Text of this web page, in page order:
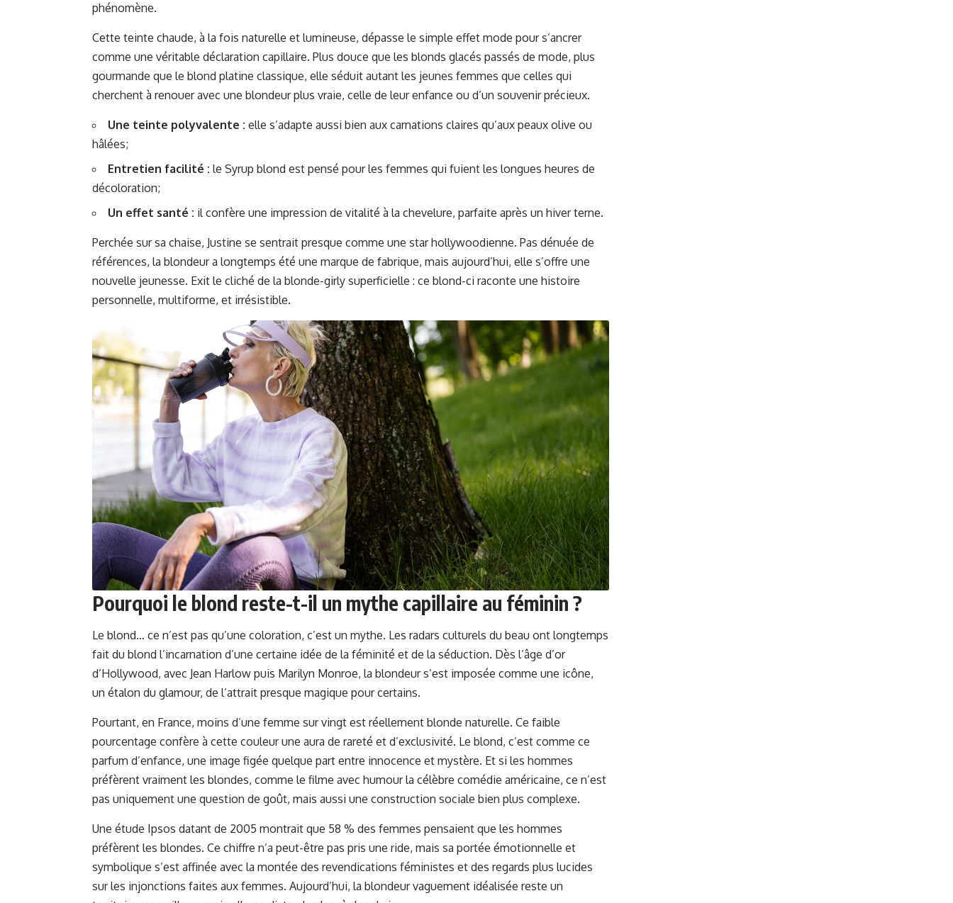
phénomène.
Cette teinte chaude, à la fois naturelle et lumineuse, dépasse le simple effet mode pour s’ancrer
comme une véritable déclaration capillaire. Plus douce que les blonds glacés passés de mode, plus
gourmande que le blond platine classique, elle séduit autant les jeunes femmes que celles qui
cherchent à renouer avec une blondeur plus vraie, celle de leur enfance ou d’un souvenir précieux.
Une teinte polyvalente : elle s’adapte aussi bien aux carnations claires qu’aux peaux olive ou
hâlées;
Entretien facilité : le Syrup blond est pensé pour les femmes qui fuient les longues heures de
décoloration;
Un effet santé : il confère une impression de vitalité à la chevelure, parfaite après un hiver terne.
Perchée sur sa chaise, Justine se sentrait presque comme une star hollywoodienne. Pas dénuée de
références, la blondeur a longtemps été une marque de fabrique, mais aujourd’hui, elle s’offre une
nouvelle jeunesse. Exit le cliché de la blonde-girly superficielle : ce blond-ci raconte une histoire
personnelle, multiforme, et irrésistible.
Pourquoi le blond reste-t-il un mythe capillaire au féminin ?
Le blond… ce n’est pas qu’une coloration, c’est un mythe. Les radars culturels du beau ont longtemps
fait du blond l’incarnation d’une certaine idée de la féminité et de la séduction. Dès l’âge d’or
d’Hollywood, avec Jean Harlow puis Marilyn Monroe, la blondeur s’est imposée comme une icône,
un étalon du glamour, de l’attrait presque magique pour certains.
Pourtant, en France, moins d’une femme sur vingt est réellement blonde naturelle. Ce faible
pourcentage confère à cette couleur une aura de rareté et d’exclusivité. Le blond, c’est comme ce
parfum d’enfance, une image figée quelque part entre innocence et mystère. Et si les hommes
préfèrent vraiment les blondes, comme le filme avec humour la célèbre comédie américaine, ce n’est
pas uniquement une question de goût, mais aussi une construction sociale bien plus complexe.
Une étude Ipsos datant de 2005 montrait que 58 % des femmes pensaient que les hommes
préfèrent les blondes. Ce chiffre n’a peut-être pas pris une ride, mais sa portée émotionnelle et
symbolique s’est affinée avec la montée des revendications féministes et des regards plus lucides
sur les injonctions faites aux femmes. Aujourd’hui, la blondeur vaguement idéalisée reste un